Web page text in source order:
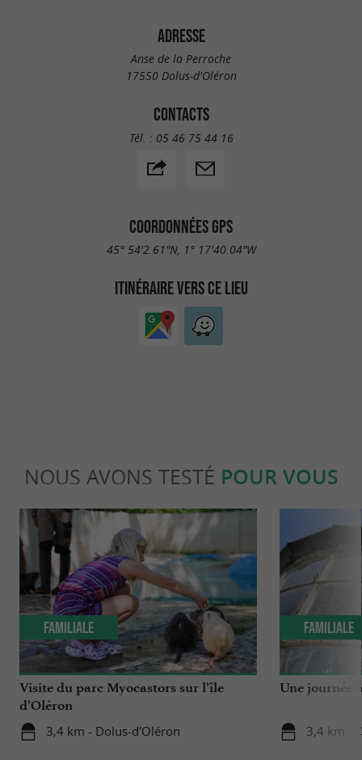
ADRESSE
Anse de la Perroche
17550 Dolus-d'Oléron
CONTACTS
Tél. : 05 46 75 44 16
COORDONNÉES GPS
45° 54'2.61"N, 1° 17'40.04"W
ITINÉRAIRE VERS CE LIEU
NOUS AVONS TESTÉ POUR VOUS
Visite du parc Myocastors sur l’île
d’Oléron
3,4 km - Dolus-d'Oléron
Familiale
Une journée
3,4 km -
Familiale